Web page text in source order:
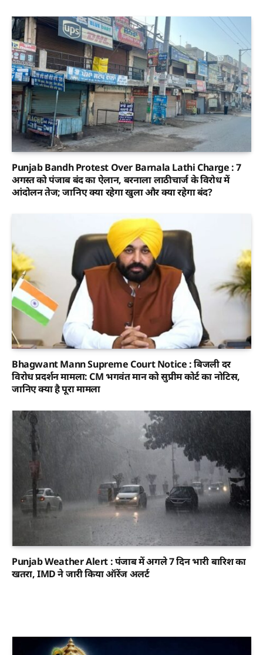
Punjab Bandh Protest Over Barnala Lathi Charge : 7
अगस्त को पंजाब बंद का ऐलान, बरनाला लाठीचार्ज के विरोध में
आंदोलन तेज; जानिए क्या रहेगा खुला और क्या रहेगा बंद?
Bhagwant Mann Supreme Court Notice : बिजली दर
विरोध प्रदर्शन मामला: CM भगवंत मान को सुप्रीम कोर्ट का नोटिस,
जानिए क्या है पूरा मामला
Punjab Weather Alert : पंजाब में अगले 7 दिन भारी बारिश का
खतरा, IMD ने जारी किया ऑरेंज अलर्ट